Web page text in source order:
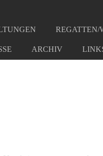
REGATTEN/
ARCHIV